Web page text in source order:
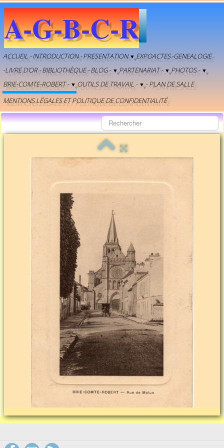
A-G-B-C-R
ACCUEIL -INTRODUCTION -PRESENTATION▼ EXPOACTES-GENEALOGIE
-LIVRE D'OR -BIBLIOTHÈQUE -BLOG - ▼ PARTENARIAT - ▼ PHOTOS - ▼
BRIE-COMTE-ROBERT - ▼ OUTILS DE TRAVAIL - ▼ - PLAN DE SALLE
MENTIONS LÉGALES ET POLITIQUE DE CONFIDENTIALITÉ